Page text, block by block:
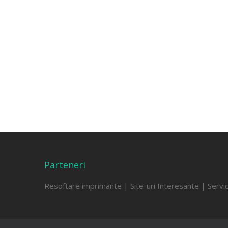
Parteneri
Resoftare imprimante | Site-uri Interesante |